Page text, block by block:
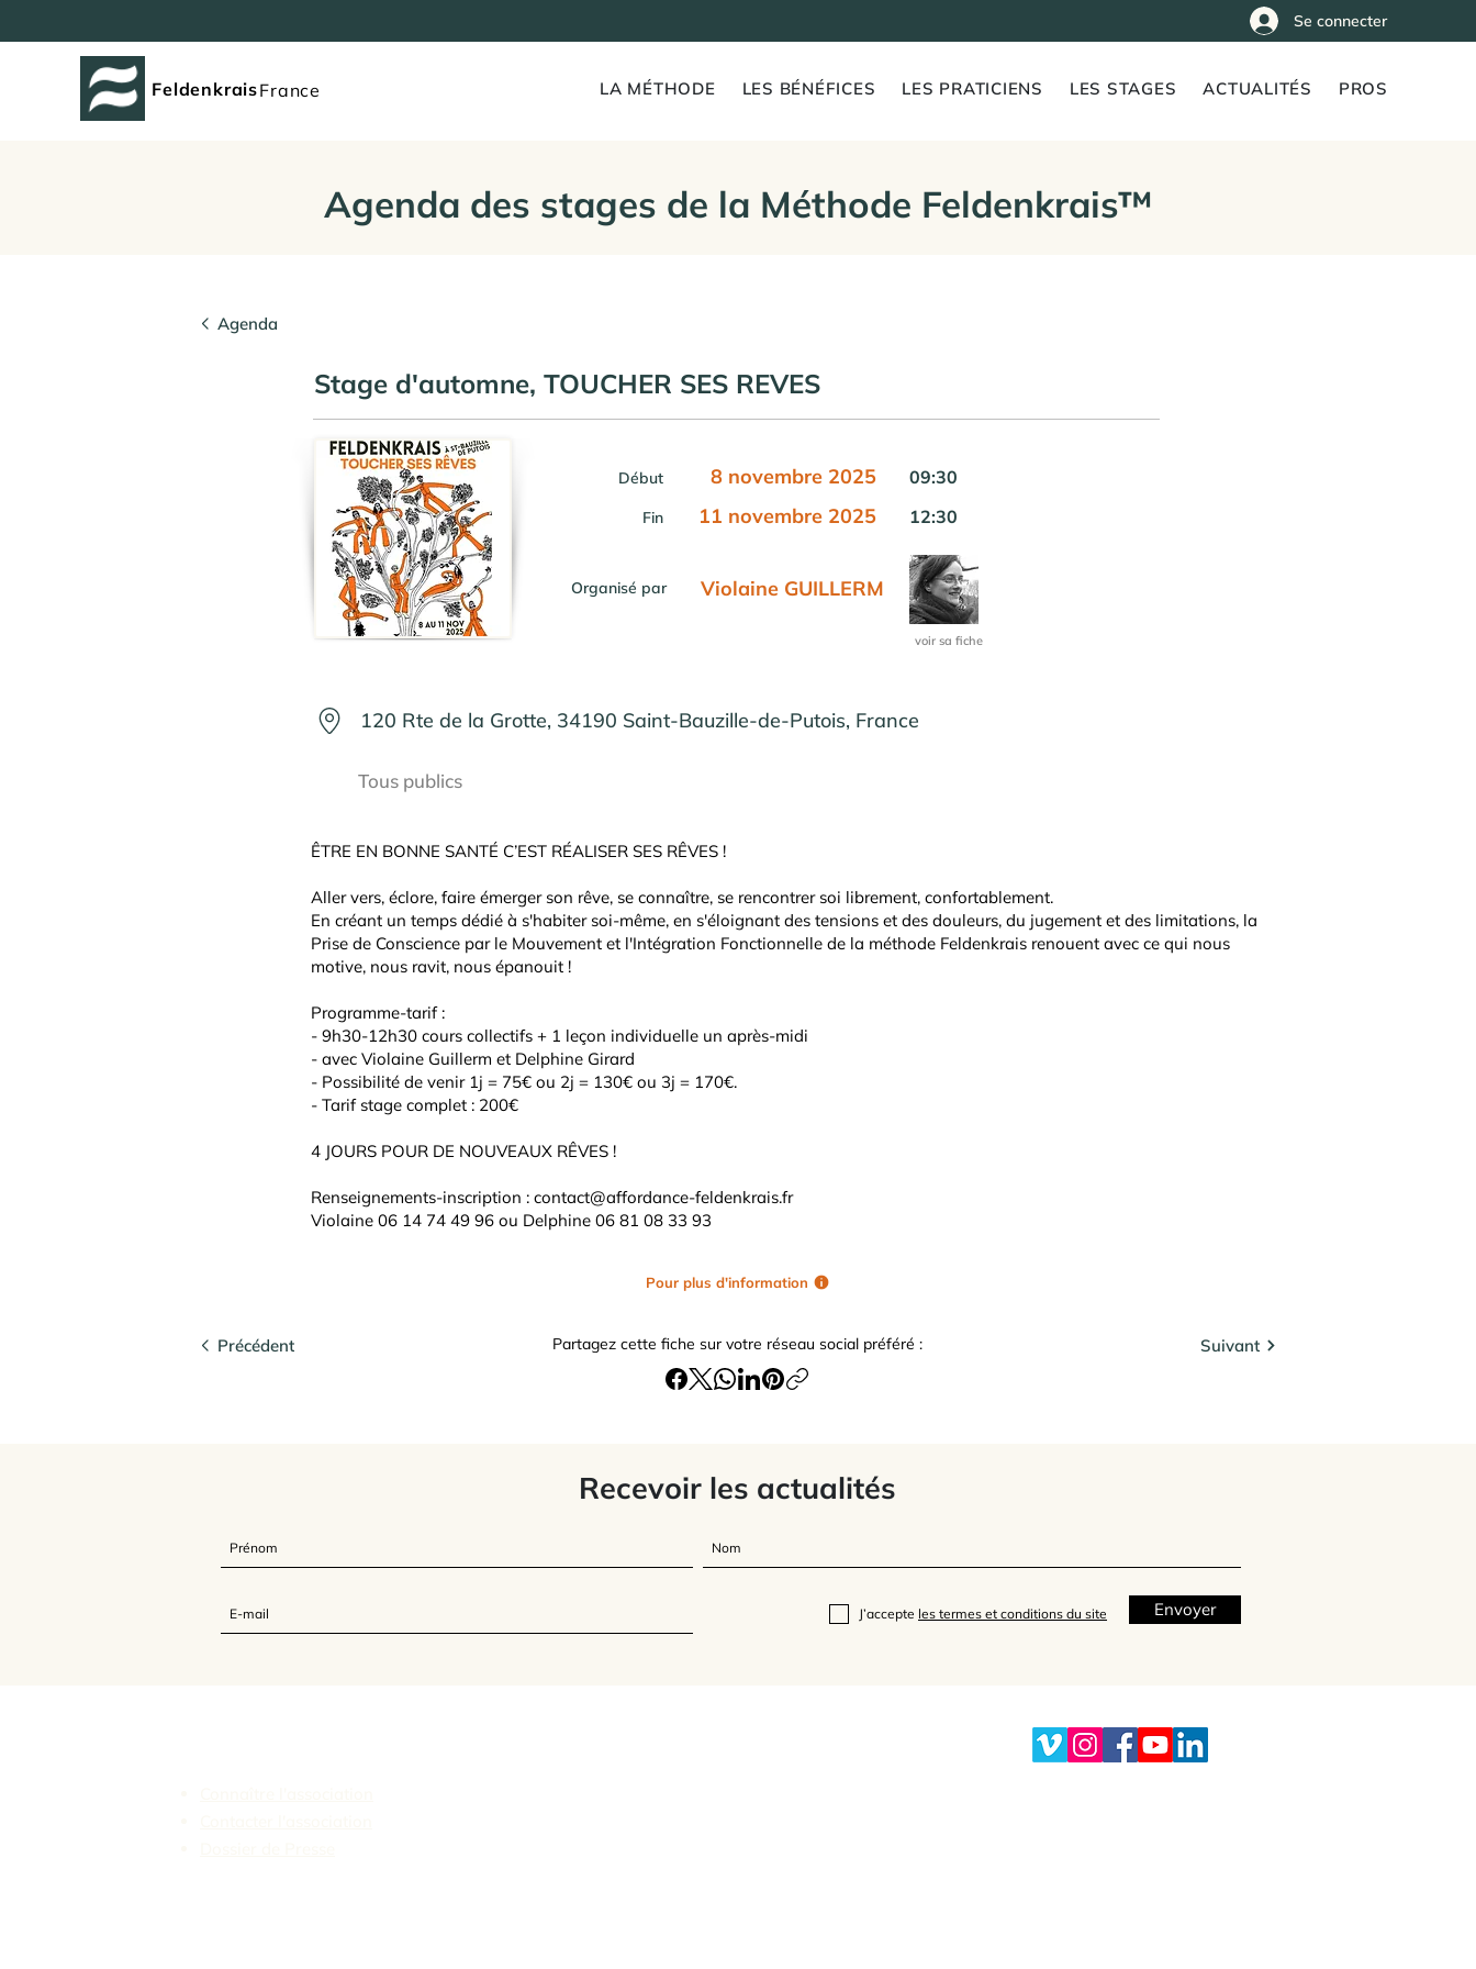
Se connecter
FeldenkraisFrance LA MÉTHODE LES BÉNÉFICES LES PRATICIENS LES STAGES ACTUALITÉS PROS
Agenda des stages de la Méthode Feldenkrais™
Agenda
Stage d'automne, TOUCHER SES REVES
Début 8 novembre 2025 09:30
Fin 11 novembre 2025 12:30
Organisé par Violaine GUILLERM
voir sa fiche
120 Rte de la Grotte, 34190 Saint-Bauzille-de-Putois, France
Tous publics
ÊTRE EN BONNE SANTÉ C’EST RÉALISER SES RÊVES !
Aller vers, éclore, faire émerger son rêve, se connaître, se rencontrer soi librement, confortablement.
En créant un temps dédié à s'habiter soi-même, en s'éloignant des tensions et des douleurs, du jugement et des limitations, la
Prise de Conscience par le Mouvement et l'Intégration Fonctionnelle de la méthode Feldenkrais renouent avec ce qui nous
motive, nous ravit, nous épanouit !
Programme-tarif :
- 9h30-12h30 cours collectifs + 1 leçon individuelle un après-midi
- avec Violaine Guillerm et Delphine Girard
- Possibilité de venir 1j = 75€ ou 2j = 130€ ou 3j = 170€.
- Tarif stage complet : 200€
4 JOURS POUR DE NOUVEAUX RÊVES !
Renseignements-inscription : contact@affordance-feldenkrais.fr
Violaine 06 14 74 49 96 ou Delphine 06 81 08 33 93
Pour plus d'information
Précédent Partagez cette fiche sur votre réseau social préféré : Suivant
Recevoir les actualités
J’accepte les termes et conditions du site Envoyer